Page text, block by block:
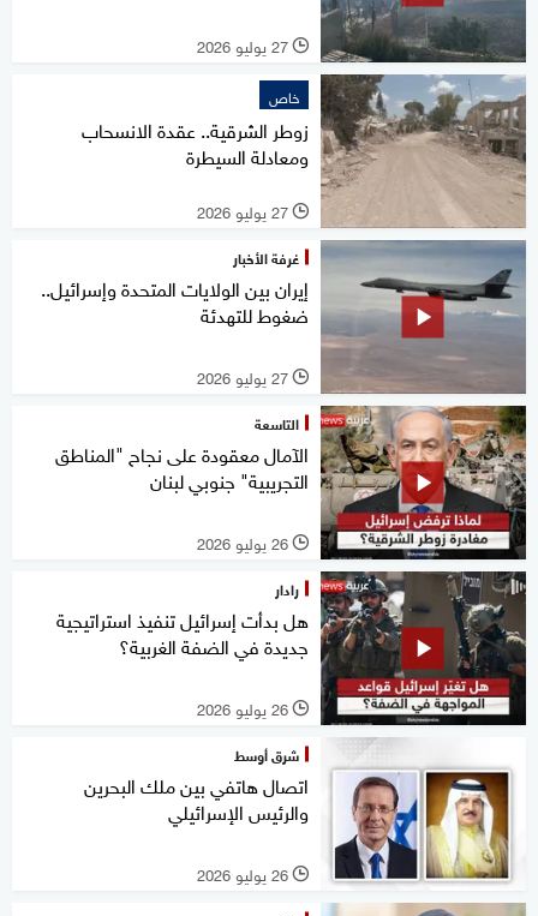
l 27 يوليو 2026
خاص
زوطر الشرقية.. عقدة الانسحاب
ومعادلة السيطرة
l 27 يوليو 2026
غرفة الأخبار
إيران بين الولايات المتحدة وإسرائيل..
ضغوط للتهدئة
l 27 يوليو 2026
التاسعة
الآمال معقودة على نجاح "المناطق
التجريبية" جنوبي لبنان
l 26 يوليو 2026
رادار
هل بدأت إسرائيل تنفيذ استراتيجية
جديدة في الضفة الغربية؟
l 26 يوليو 2026
شرق أوسط
اتصال هاتفي بين ملك البحرين
والرئيس الإسرائيلي
l 26 يوليو 2026